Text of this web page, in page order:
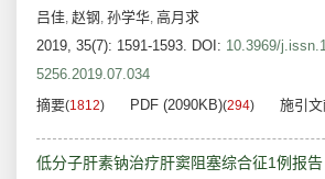
吕佳, 赵钢, 孙学华, 高月求
2019, 35(7): 1591-1593. DOI: 10.3969/
5256.2019.07.034
摘要(1812) PDF (2090KB)(294) 施引
低分子肝素钠治疗肝窦阻塞综合征1例报告